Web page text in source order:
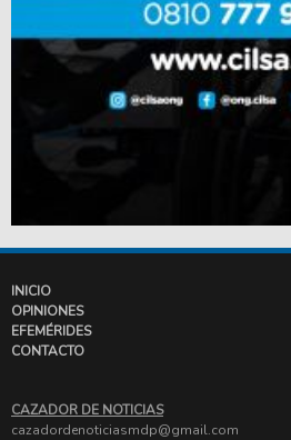
INICIO
OPINIONES
EFEMÉRIDES
CONTACTO
CAZADOR DE NOTICIAS
cazadordenoticiasmdp@gmail.com